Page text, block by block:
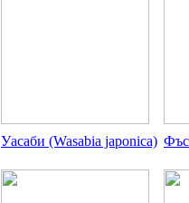
Уасаби (Wasabia japonica)